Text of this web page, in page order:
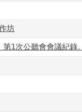
坊
1次公聽會會議紀錄。